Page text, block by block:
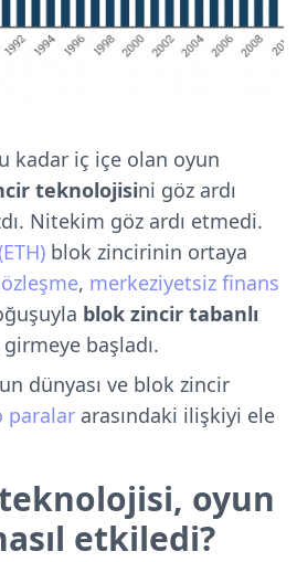
kadar iç içe olan oyun
teknolojisini göz ardı
Nitekim göz ardı etmedi.
blok zincirinin ortaya
, merkeziyetsiz finans
blok zincir tabanlı
girmeye başladı.
dünyası ve blok zincir
paralar arasındaki ilişkiyi ele
oyun
etkiledi?